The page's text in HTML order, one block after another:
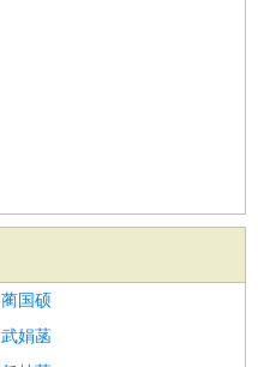
蔺国硕
武娟菡